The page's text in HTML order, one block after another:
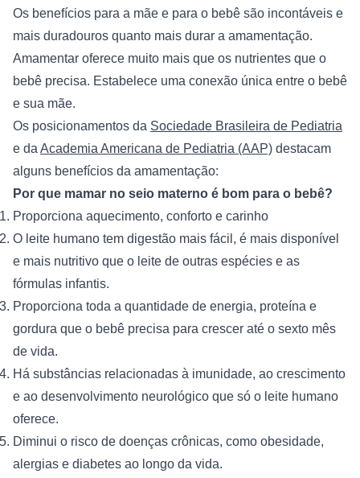
Os benefícios para a mãe e para o bebê são incontáveis e
mais duradouros quanto mais durar a amamentação.
Amamentar oferece muito mais que os nutrientes que o
bebê precisa. Estabelece uma conexão única entre o bebê
e sua mãe.
Os posicionamentos da Sociedade Brasileira de Pediatria
e da Academia Americana de Pediatria (AAP) destacam
alguns benefícios da amamentação:
Por que mamar no seio materno é bom para o bebê?
Proporciona aquecimento, conforto e carinho
O leite humano tem digestão mais fácil, é mais disponível
e mais nutritivo que o leite de outras espécies e as
fórmulas infantis.
Proporciona toda a quantidade de energia, proteína e
gordura que o bebê precisa para crescer até o sexto mês
de vida.
Há substâncias relacionadas à imunidade, ao crescimento
e ao desenvolvimento neurológico que só o leite humano
oferece.
Diminui o risco de doenças crônicas, como obesidade,
alergias e diabetes ao longo da vida.